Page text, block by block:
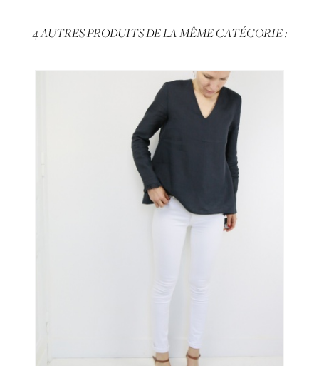
4 AUTRES PRODUITS DE LA MÊME CATÉGORIE :